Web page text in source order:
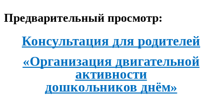
Предварительный просмотр:
Консультация для родителей
«Организация двигательной
активности
дошкольников днём»